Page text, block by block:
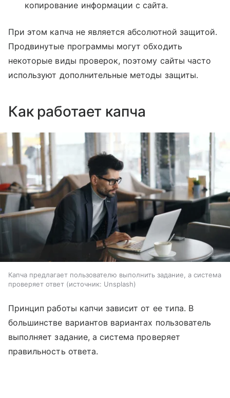
копирование информации с сайта.
При этом капча не является абсолютной защитой.
Продвинутые программы могут обходить
некоторые виды проверок, поэтому сайты часто
используют дополнительные методы защиты.
Как работает капча
Капча предлагает пользователю выполнить задание, а система
проверяет ответ
источник: Unsplash
Принцип работы капчи зависит от ее типа. В
большинстве вариантов вариантах пользователь
выполняет задание, а система проверяет
правильность ответа.